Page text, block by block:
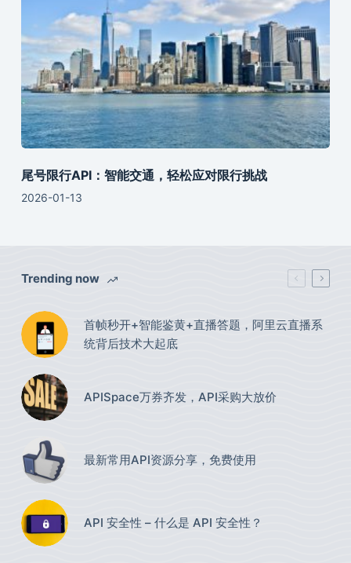
尾号限行API：智能交通，轻松应对限行挑战
2026-01-13
Trending now
首帧秒开+智能鉴黄+直播答题，阿里云直播系
统背后技术大起底
APISpace万券齐发，API采购大放价
最新常用API资源分享，免费使用​
API 安全性 – 什么是 API 安全性？